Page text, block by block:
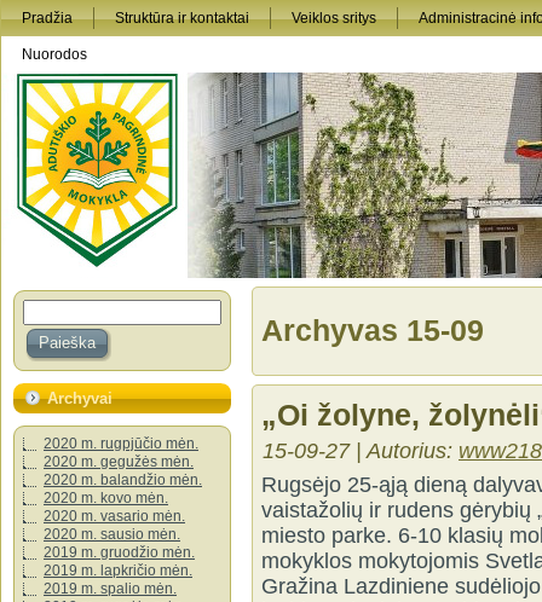
Pradžia Struktūra ir kontaktai Veiklos sritys Administracinė
Nuorodos
Archyvai
2020 m. rugpjūčio mėn.
2020 m. gegužės mėn.
2020 m. balandžio mėn.
2020 m. kovo mėn.
2020 m. vasario mėn.
2020 m. sausio mėn.
2019 m. gruodžio mėn.
2019 m. lapkričio mėn.
2019 m. spalio mėn.
Archyvas 15-09
„Oi žolyne,
15-09-27 | Autorius:
Rugsėjo 25-ąją dieną
vaistažolių ir rudens gėrybių
miesto parke. 6-10 klasių
mokyklos mokytojomis
Gražina Lazdiniene